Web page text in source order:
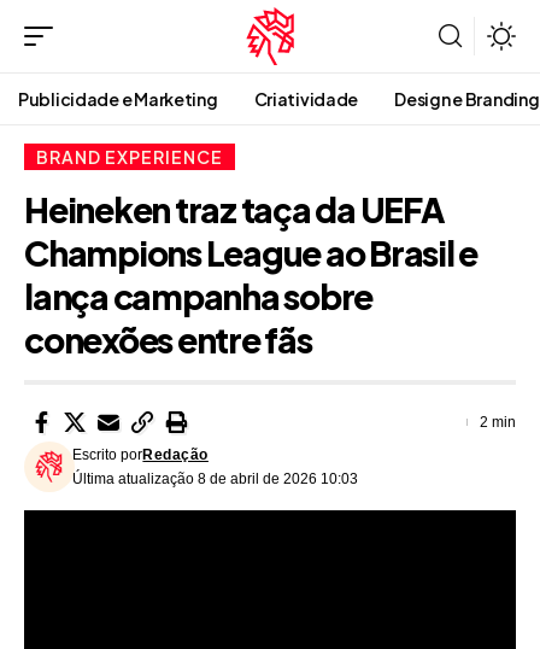
Publicidade e Marketing Criatividade Design e Branding
BRAND EXPERIENCE
Heineken traz taça da UEFA
Champions League ao Brasil e
lança campanha sobre
conexões entre fãs
Última atualização 8 de abril de 2026 10:03
Escrito porRedação
2 min